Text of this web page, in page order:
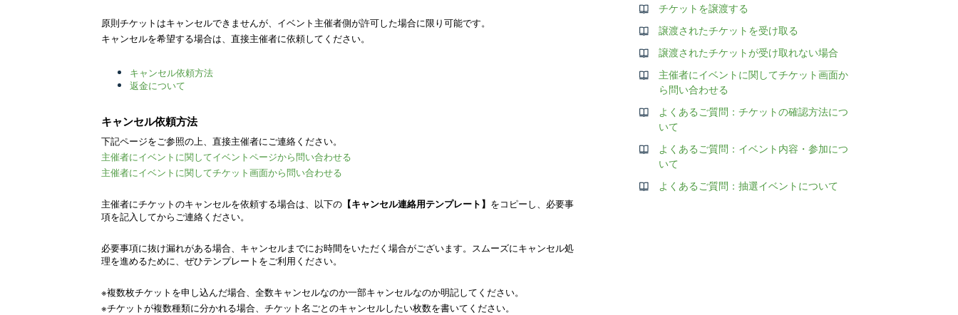
原則チケットはキャンセルできませんが、イベント主催者側が許可した場合に限り可能です。
キャンセルを希望する場合は、直接主催者に依頼してください。
キャンセル依頼方法
返金について
キャンセル依頼方法
下記ページをご参照の上、直接主催者にご連絡ください。
主催者にイベントに関してイベントページから問い合わせる
主催者にイベントに関してチケット画面から問い合わせる
主催者にチケットのキャンセルを依頼する場合は、以下の 【キャンセル連絡用テンプレート】 をコピーし、必要事
項を記入してからご連絡ください。
必要事項に抜け漏れがある場合、キャンセルまでにお時間をいただく場合がございます。スムーズにキャンセル処
理を進めるために、ぜひテンプレートをご利用ください。
※複数枚チケットを申し込んだ場合、全数キャンセルなのか一部キャンセルなのか明記してください。
※チケットが複数種類に分かれる場合、チケット名ごとのキャンセルしたい枚数を書いてください。
チケットを譲渡する
譲渡されたチケットを受け取る
譲渡されたチケットが受け取れない場合
主催者にイベントに関してチケット画面か
ら問い合わせる
よくあるご質問：チケットの確認方法につ
いて
よくあるご質問：イベント内容・参加につ
いて
よくあるご質問：抽選イベントについて